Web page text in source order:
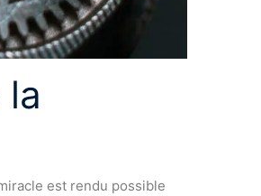
est rendu possible